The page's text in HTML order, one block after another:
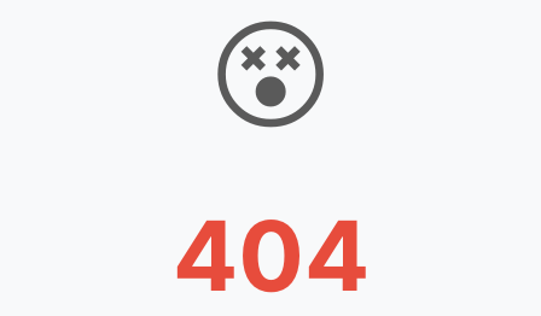
😵
404